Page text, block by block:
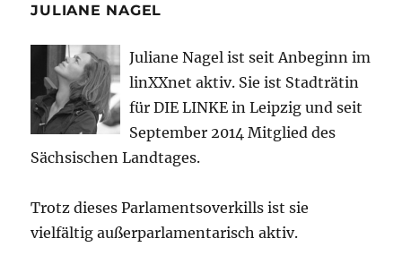
JULIANE NAGEL
Juliane Nagel ist seit Anbeginn im
linXXnet aktiv. Sie ist Stadträtin
für DIE LINKE in Leipzig und seit
September 2014 Mitglied des
Sächsischen Landtages.
Trotz dieses Parlamentsoverkills ist sie
vielfältig außerparlamentarisch aktiv.